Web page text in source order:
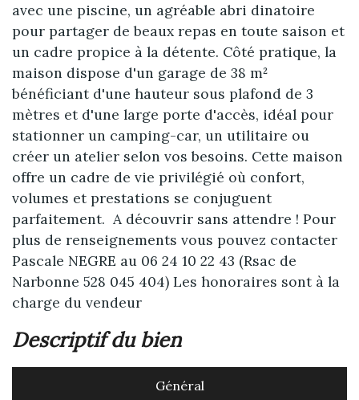
avec une piscine, un agréable abri dinatoire
pour partager de beaux repas en toute saison et
un cadre propice à la détente. Côté pratique, la
maison dispose d'un garage de 38 m²
bénéficiant d'une hauteur sous plafond de 3
mètres et d'une large porte d'accès, idéal pour
stationner un camping-car, un utilitaire ou
créer un atelier selon vos besoins. Cette maison
offre un cadre de vie privilégié où confort,
volumes et prestations se conjuguent
parfaitement. A découvrir sans attendre ! Pour
plus de renseignements vous pouvez contacter
Pascale NEGRE au 06 24 10 22 43 (Rsac de
Narbonne 528 045 404) Les honoraires sont à la
charge du vendeur
descriptif du bien
Général